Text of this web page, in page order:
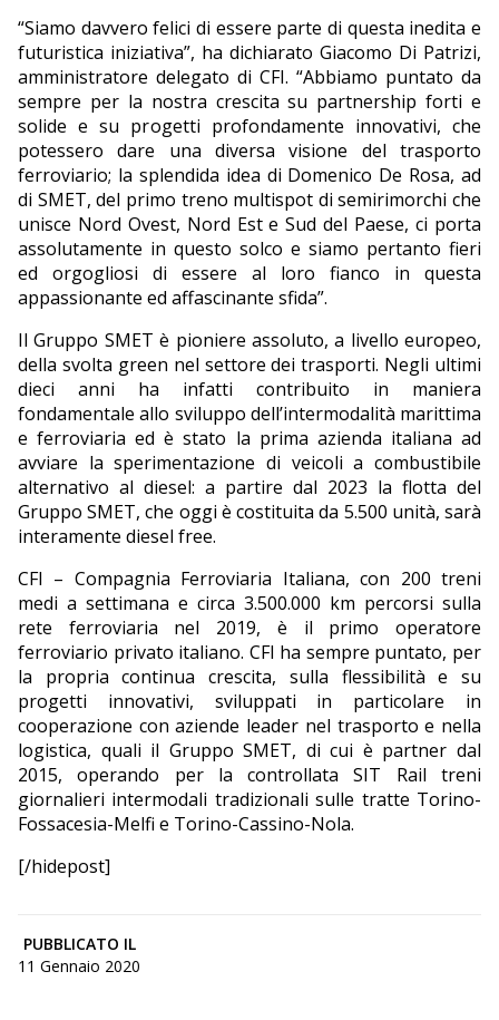
“Siamo davvero felici di essere parte di questa inedita e
futuristica iniziativa”, ha dichiarato Giacomo Di Patrizi,
amministratore delegato di CFI. “Abbiamo puntato da
sempre per la nostra crescita su partnership forti e
solide e su progetti profondamente innovativi, che
potessero dare una diversa visione del trasporto
ferroviario; la splendida idea di Domenico De Rosa, ad
di SMET, del primo treno multispot di semirimorchi che
unisce Nord Ovest, Nord Est e Sud del Paese, ci porta
assolutamente in questo solco e siamo pertanto fieri
ed orgogliosi di essere al loro fianco in questa
appassionante ed affascinante sfida”.
Il Gruppo SMET è pioniere assoluto, a livello europeo,
della svolta green nel settore dei trasporti. Negli ultimi
dieci anni ha infatti contribuito in maniera
fondamentale allo sviluppo dell’intermodalità marittima
e ferroviaria ed è stato la prima azienda italiana ad
avviare la sperimentazione di veicoli a combustibile
alternativo al diesel: a partire dal 2023 la flotta del
Gruppo SMET, che oggi è costituita da 5.500 unità, sarà
interamente diesel free.
CFI – Compagnia Ferroviaria Italiana, con 200 treni
medi a settimana e circa 3.500.000 km percorsi sulla
rete ferroviaria nel 2019, è il primo operatore
ferroviario privato italiano. CFI ha sempre puntato, per
la propria continua crescita, sulla flessibilità e su
progetti innovativi, sviluppati in particolare in
cooperazione con aziende leader nel trasporto e nella
logistica, quali il Gruppo SMET, di cui è partner dal
2015, operando per la controllata SIT Rail treni
giornalieri intermodali tradizionali sulle tratte Torino-
Fossacesia-Melfi e Torino-Cassino-Nola.
[/hidepost]
PUBBLICATO IL
11 Gennaio 2020